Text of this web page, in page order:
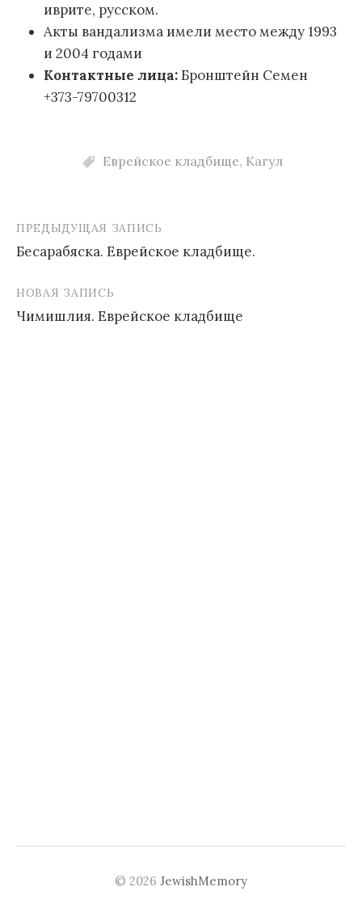
иврите, русском.
Акты вандализма имели место между 1993
и 2004 годами
Контактные лица:Бронштейн Семен
+373-79700312
Еврейское кладбище, Кагул
Навигация
по
записям
ПРЕДЫДУЩАЯ ЗАПИСЬ
Бесарабяска. Еврейское кладбище.
НОВАЯ ЗАПИСЬ
Чимишлия. Еврейское кладбище
© 2026 JewishMemory